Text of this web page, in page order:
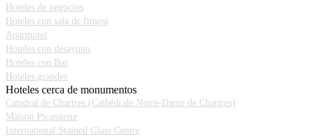
Hoteles de negocios
Hoteles con sala de fitness
Aparthotel
Hoteles con desayuno
Hoteles con Bar
Hoteles grandes
Hoteles cerca de monumentos
Catedral de Chartres (Cathédrale Notre-Dame de Chartres)
Maison Picassiette
International Stained Glass Centre